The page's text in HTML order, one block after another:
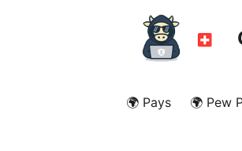
🌍 Pays 🌍 Pew